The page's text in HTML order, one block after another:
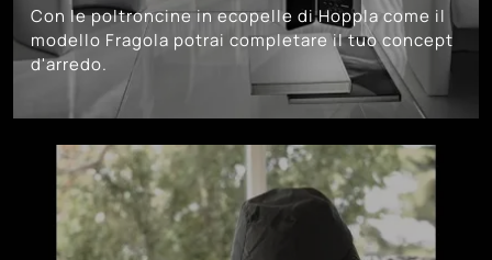
Con le poltroncine in ecopelle di Hoppla come il
modello Fragola potrai completare il tuo concept
d'arredo.